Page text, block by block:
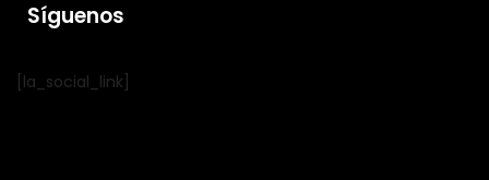
Síguenos
[la_social_link]